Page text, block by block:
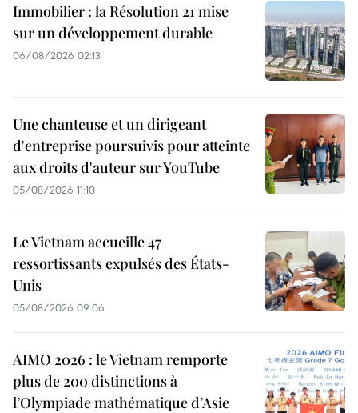
Immobilier : la Résolution 21 mise
sur un développement durable
06/08/2026 02:13
Une chanteuse et un dirigeant
d'entreprise poursuivis pour atteinte
aux droits d'auteur sur YouTube
05/08/2026 11:10
Le Vietnam accueille 47
ressortissants expulsés des États-
Unis
05/08/2026 09:06
AIMO 2026 : le Vietnam remporte
plus de 200 distinctions à
l’Olympiade mathématique d’Asie